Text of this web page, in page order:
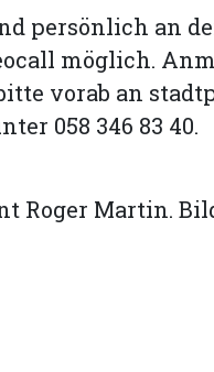
persönlich an
möglich.
vorab an
058 346 83 40.
Roger Martin.